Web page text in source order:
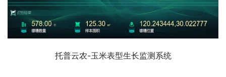
托普云农-玉米表型生长监测系统